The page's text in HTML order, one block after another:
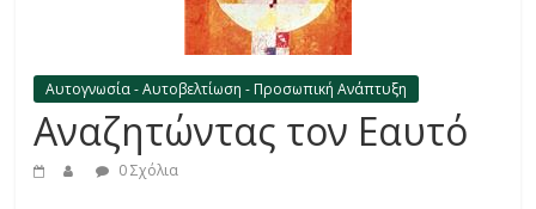
Αυτογνωσία - Αυτοβελτίωση - Προσωπική Ανάπτυξη
Αναζητώντας τον Εαυτό
0 Σχόλια